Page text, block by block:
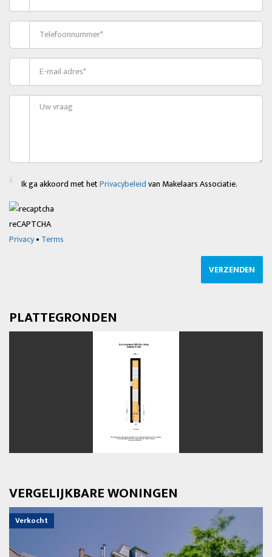
Ik ga akkoord met hetPrivacybeleidvan Makelaars Associatie.
reCAPTCHA
Privacy• Terms
VERZENDEN
PLATTEGRONDEN
VERGELIJKBARE WONINGEN
Verkocht